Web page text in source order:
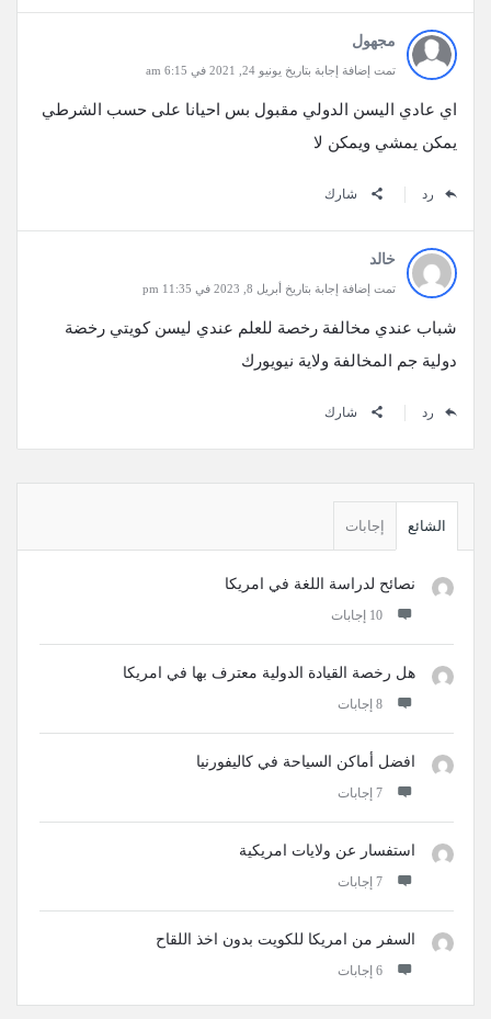
مجهول
تمت إضافة إجابة بتاريخ يونيو 24, 2021 في 6:15 am
‏‎اي عادي اليسن الدولي مقبول بس احيانا على حسب الشرطي
يمكن يمشي ويمكن لا
رد شارك
خالد
تمت إضافة إجابة بتاريخ أبريل 8, 2023 في 11:35 pm
شباب عندي مخالفة رخصة للعلم عندي ليسن كويتي رخضة
دولية جم المخالفة ولاية نيويورك
رد شارك
الجانبيةالشائع إجابات
نصائح لدراسة اللغة في امريكا
‫10 إجابات
هل رخصة القيادة الدولية معترف بها في امريكا
‫8 إجابات
افضل أماكن السياحة في كاليفورنيا
‫7 إجابات
استفسار عن ولايات امريكية
‫7 إجابات
السفر من امريكا للكويت بدون اخذ اللقاح
‫6 إجابات